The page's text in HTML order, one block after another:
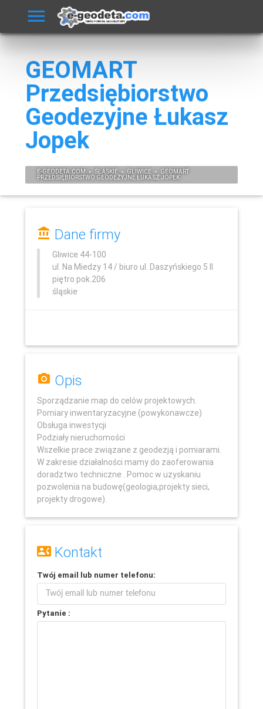
GEOMART
Przedsiębiorstwo
Geodezyjne Łukasz
Jopek
E-GEODETA.COM » ŚLĄSKIE » GLIWICE » GEOMART
PRZEDSIĘBIORSTWO GEODEZYJNE ŁUKASZ JOPEK
Dane firmy
Gliwice 44-100
ul. Na Miedzy 14 / biuro ul. Daszyńskiego 5 II
piętro pok.206
śląskie
Opis
Sporządzanie map do celów projektowych.
Pomiary inwentaryzacyjne (powykonawcze)
Obsługa inwestycji
Podziały nieruchomości
Wszelkie prace związane z geodezją i pomiarami.
W zakresie działalności mamy do zaoferowania
doradztwo techniczne . Pomoc w uzyskaniu
pozwolenia na budowę(geologia,projekty sieci,
projekty drogowe).
Kontakt
Twój email lub numer telefonu:
Pytanie :